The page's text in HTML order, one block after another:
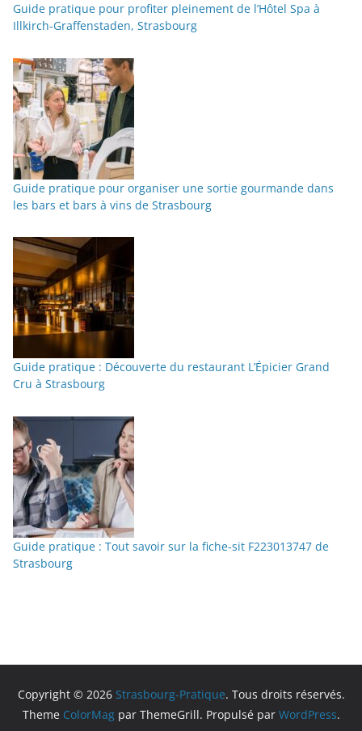
Guide pratique pour profiter pleinement de l’Hôtel Spa à
Illkirch-Graffenstaden, Strasbourg
Guide pratique pour organiser une sortie gourmande dans
les bars et bars à vins de Strasbourg
Guide pratique : Découverte du restaurant L’Épicier Grand
Cru à Strasbourg
Guide pratique : Tout savoir sur la fiche-sit F223013747 de
Strasbourg
Copyright © 2026 Strasbourg-Pratique. Tous droits réservés.
Theme ColorMagpar ThemeGrill. Propulsé par WordPress.